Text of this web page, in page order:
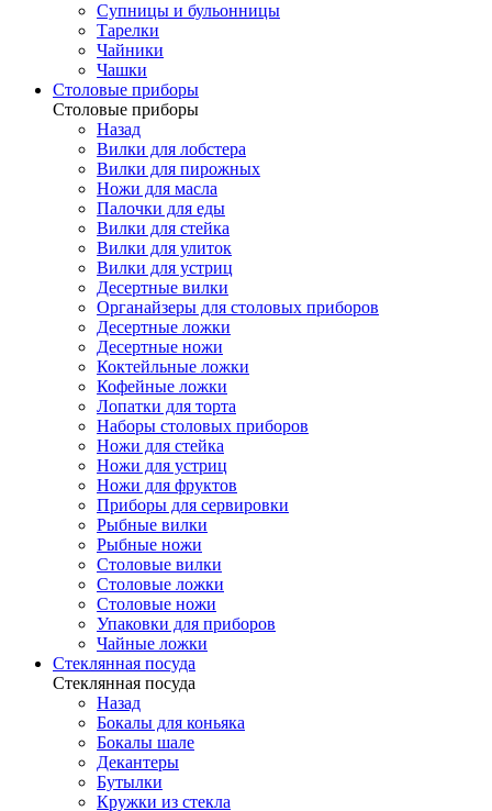
Супницы и бульонницы
Тарелки
Чайники
Чашки
Cтоловые приборы
Cтоловые приборы
Назад
Вилки для лобстера
Вилки для пирожных
Ножи для масла
Палочки для еды
Вилки для стейка
Вилки для улиток
Вилки для устриц
Десертные вилки
Органайзеры для столовых приборов
Десертные ложки
Десертные ножи
Коктейльные ложки
Кофейные ложки
Лопатки для торта
Наборы столовых приборов
Ножи для стейка
Ножи для устриц
Ножи для фруктов
Приборы для сервировки
Рыбные вилки
Рыбные ножи
Столовые вилки
Столовые ложки
Столовые ножи
Упаковки для приборов
Чайные ложки
Стеклянная посуда
Стеклянная посуда
Назад
Бокалы для коньяка
Бокалы шале
Декантеры
Бутылки
Кружки из стекла